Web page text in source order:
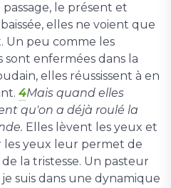
le présent et
elles ne voient que
Un peu comme les
sont enfermées dans la
elles réussissent à en
4Mais quand elles
qu'on a déjà roulé la
Elles lèvent les yeux et
les yeux leur permet de
la tristesse. Un pasteur
suis dans une dynamique